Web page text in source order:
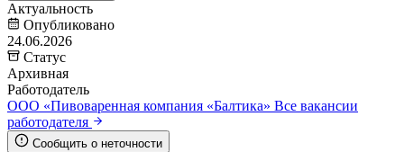
Актуальность
Опубликовано
24.06.2026
Статус
Архивная
Работодатель
OOO «Пивоваренная компания «Балтика» Все вакансии
работодателя
Сообщить о неточности